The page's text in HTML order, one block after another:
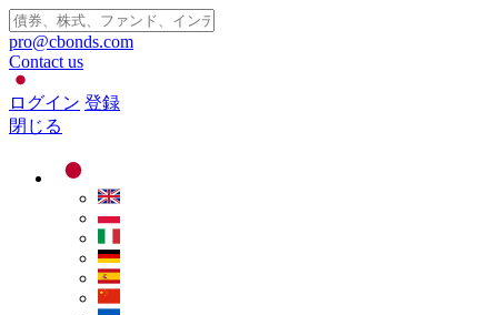
pro@cbonds.com
Contact us
ログイン 登録
閉じる